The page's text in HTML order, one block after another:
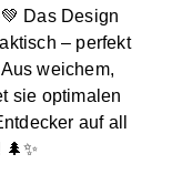
Das Design
– perfekt
weichem,
sie optimalen
auf all